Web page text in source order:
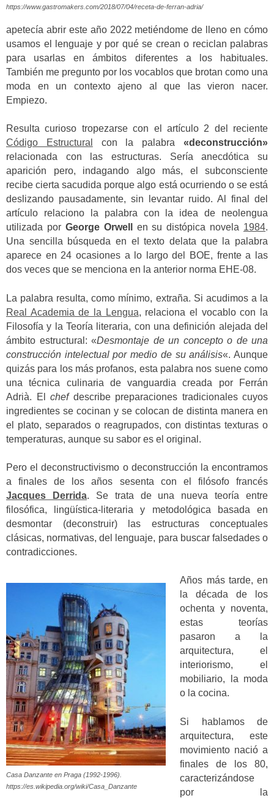
https://www.gastromakers.com/2018/07/04/receta-de-ferran-adria/
apetecía abrir este año 2022 metiéndome de lleno en cómo
usamos el lenguaje y por qué se crean o reciclan palabras
para usarlas en ámbitos diferentes a los habituales.
También me pregunto por los vocablos que brotan como una
moda en un contexto ajeno al que las vieron nacer.
Empiezo.
Resulta curioso tropezarse con el artículo 2 del reciente
Código Estructural
con la palabra«deconstrucción»
relacionada con las estructuras. Sería anecdótica su
aparición pero, indagando algo más, el subconsciente
recibe cierta sacudida porque algo está ocurriendo o se está
deslizando pausadamente, sin levantar ruido. Al final del
artículo relaciono la palabra con la idea de neolengua
utilizada por George Orwell en su distópica novela 1984.
Una sencilla búsqueda en el texto delata que la palabra
aparece en 24 ocasiones a lo largo del BOE, frente a las
dos veces que se menciona en la anterior norma EHE-08.
La palabra resulta, como mínimo, extraña. Si acudimos a la
Real Academia de la Lengua, relaciona el vocablo con la
Filosofía y la Teoría literaria, con una definición alejada del
ámbito estructural: «Desmontaje de un concepto o de una
construcción intelectual por medio de su análisis«. Aunque
quizás para los más profanos, esta palabra nos suene como
una técnica culinaria de vanguardia creada por Ferrán
Adrià. El chefdescribe preparaciones tradicionales cuyos
ingredientes se cocinan y se colocan de distinta manera en
el plato, separados o reagrupados, con distintas texturas o
temperaturas, aunque su sabor es el original.
Pero el deconstructivismo o deconstrucción la encontramos
a finales de los años sesenta con el filósofo francés
Jacques Derrida. Se trata de una nueva teoría entre
filosófica, lingüística-literaria y metodológica basada en
desmontar (deconstruir) las estructuras conceptuales
clásicas, normativas, del lenguaje, para buscar falsedades o
contradicciones.
Casa Danzante en Praga (1992-1996).
https://es.wikipedia.org/wiki/Casa_Danzante
Años más tarde, en
la década de los
ochenta y noventa,
estas teorías
pasaron a la
arquitectura, el
interiorismo, el
mobiliario, la moda
o la cocina.
Si hablamos de
arquitectura, este
movimiento nació a
finales de los 80,
caracterizándose
por la